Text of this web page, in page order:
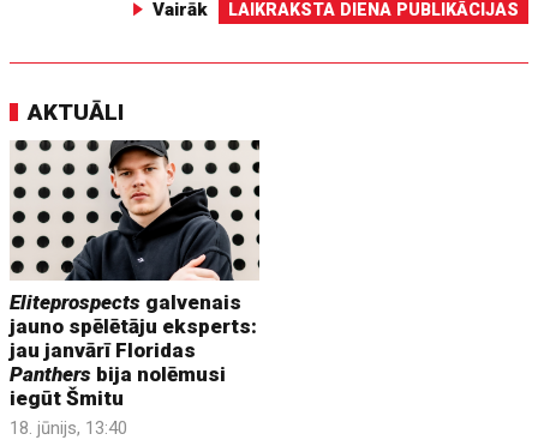
Vairāk LAIKRAKSTA DIENA PUBLIKĀCIJAS
AKTUĀLI
Eliteprospects galvenais
jauno spēlētāju eksperts:
jau janvārī Floridas
Panthers bija nolēmusi
iegūt Šmitu
18. jūnijs, 13:40